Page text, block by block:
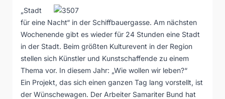
„Stadt
für eine Nacht“ in der Schiffbauergasse. Am nächsten
Wochenende gibt es wieder für 24 Stunden eine Stadt
in der Stadt. Beim größten Kulturevent in der Region
stellen sich Künstler und Kunstschaffende zu einem
Thema vor. In diesem Jahr: „Wie wollen wir leben?“
Ein Projekt, das sich einen ganzen Tag lang vorstellt, ist
der Wünschewagen. Der Arbeiter Samariter Bund hat